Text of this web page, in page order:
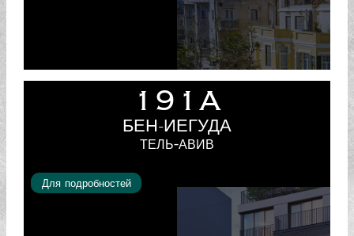
191A
БЕН-ИЕГУДА
ТЕЛЬ-АВИВ
Для подробностей